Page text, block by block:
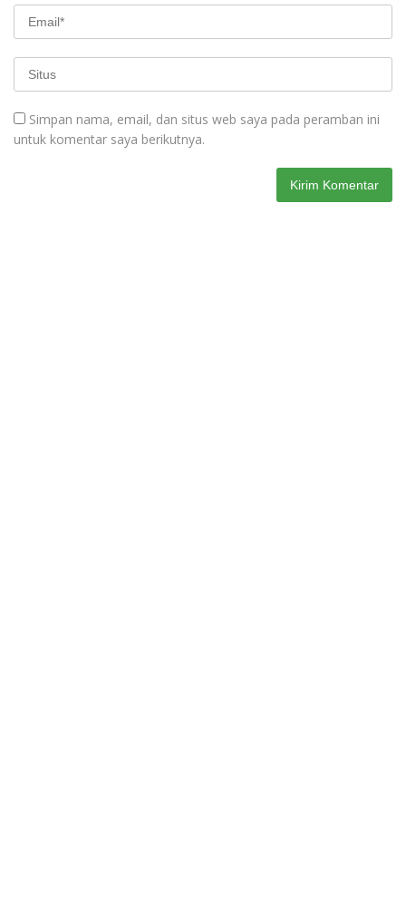
Simpan nama, email, dan situs web saya pada peramban ini
untuk komentar saya berikutnya.